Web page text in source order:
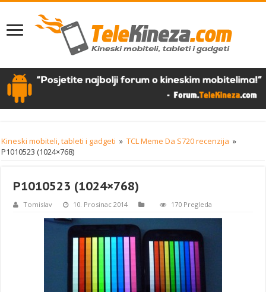
Kineski mobiteli, tableti i gadgeti » TCL Meme Da S720 recenzija »
P1010523 (1024×768)
P1010523 (1024×768)
Tomislav 10. Prosinac 2014 170 Pregleda